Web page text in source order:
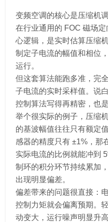
变频空调的核心是压缩机
在行业通用的 FOC 磁场
心逻辑，是实时估算压缩
制定子电流的幅值和相位
运行。
但这套算法能跑多准，完
子电流的实时采样值。说
控制算法写得再精密，也是
举个很实际的例子，压缩
的基波幅值往往只有额定
感器的精度只有 ±1%，那
实际电流的比例就能冲到
制环的积分环节持续累加
出现明显偏差。
偏差带来的问题很直接：
控制力矩就会偏离预期。
动变大，运行噪声明显升